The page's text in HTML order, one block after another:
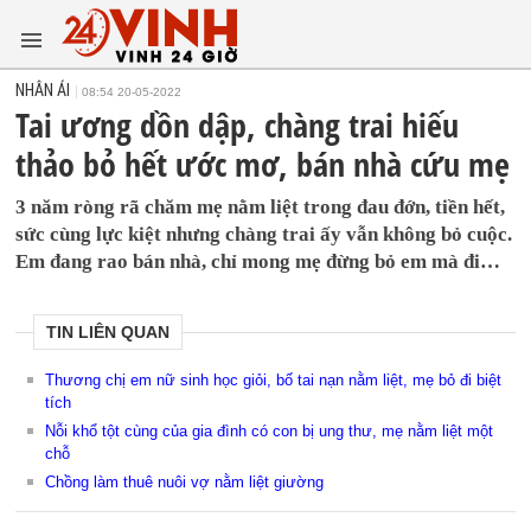
NHÂN ÁI 08:54 20-05-2022
Tai ương dồn dập, chàng trai hiếu
thảo bỏ hết ước mơ, bán nhà cứu mẹ
3 năm ròng rã chăm mẹ nằm liệt trong đau đớn, tiền hết,
sức cùng lực kiệt nhưng chàng trai ấy vẫn không bỏ cuộc.
Em đang rao bán nhà, chỉ mong mẹ đừng bỏ em mà đi…
TIN LIÊN QUAN
Thương chị em nữ sinh học giỏi, bố tai nạn nằm liệt, mẹ bỏ đi biệt
tích
Nỗi khổ tột cùng của gia đình có con bị ung thư, mẹ nằm liệt một
chỗ
Chồng làm thuê nuôi vợ nằm liệt giường